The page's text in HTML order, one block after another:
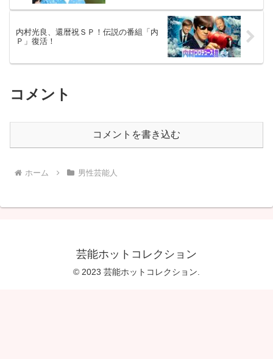
内村光良、還暦祝ＳＰ！伝説の番組「内
Ｐ」復活！
コメント
コメントを書き込む
ホーム 男性芸能人
芸能ホットコレクション
© 2023 芸能ホットコレクション.